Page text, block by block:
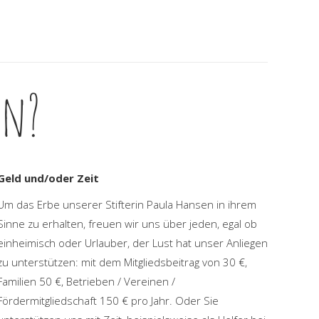
und/oder Zeit
das Erbe unserer Stifterin Paula Hansen in ihrem
zu erhalten, freuen wir uns über jeden, egal ob
oder Urlauber, der Lust hat unser Anliegen
unterstützen: mit dem Mitgliedsbeitrag von 30 €,
50 €, Betrieben / Vereinen /
150 € pro Jahr. Oder Sie